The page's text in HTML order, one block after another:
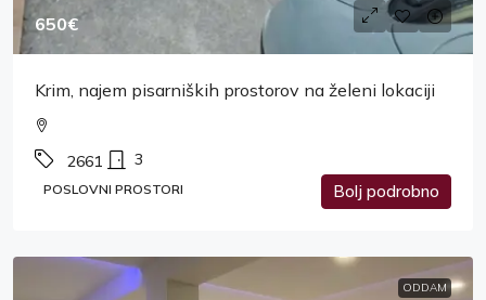
650€
Krim, najem pisarniških prostorov na želeni lokaciji
2661 3
POSLOVNI PROSTORI Bolj podrobno
ODDAM